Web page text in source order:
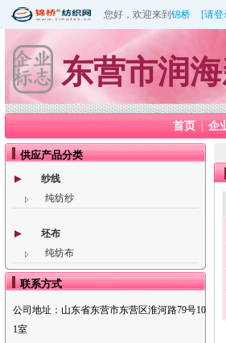
您好，欢迎来到 锦桥 [请登
东营市润
首页 企
供应产品分类
纱线
纯纺纱
坯布
纯纺布
联系方式
公司地址： 山东省东营市东营区淮河路79号10
1室